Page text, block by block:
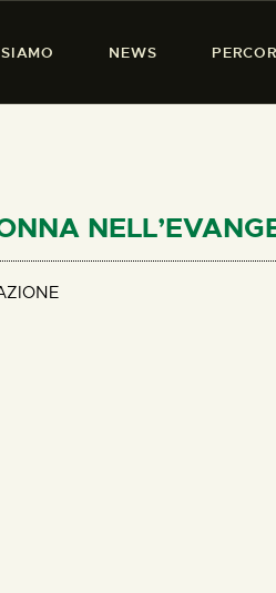
NEWS
PERCORSI
BIBLIOTECA